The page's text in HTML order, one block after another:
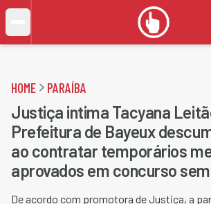
HOME PARAÍBA
Justiça intima Tacyana
Prefeitura de Bayeux
ao contratar temporários
aprovados em concurso
De acordo com promotora de Justiça, a